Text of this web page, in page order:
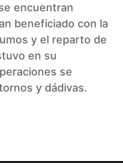
encuentran
beneficiado con la
y el reparto de
en su
se
y dádivas.